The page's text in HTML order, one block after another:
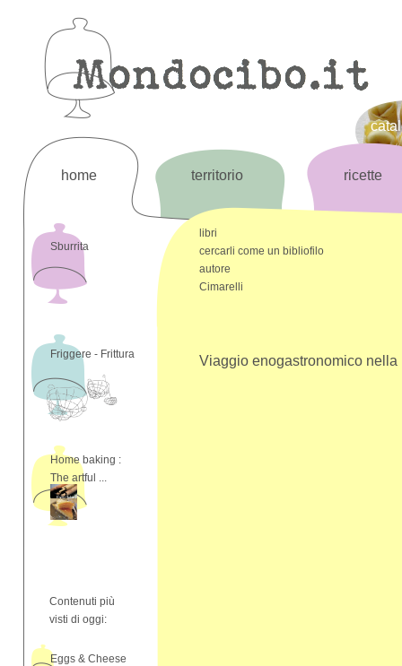
home territorio ricette
Sburrita
Friggere - Frittura
Home baking :
The artful ...
Contenuti più
visti di oggi:
Eggs & Cheese
libri
cercarli come un bibliofilo
autore
Cimarelli
Viaggio enogastronomico